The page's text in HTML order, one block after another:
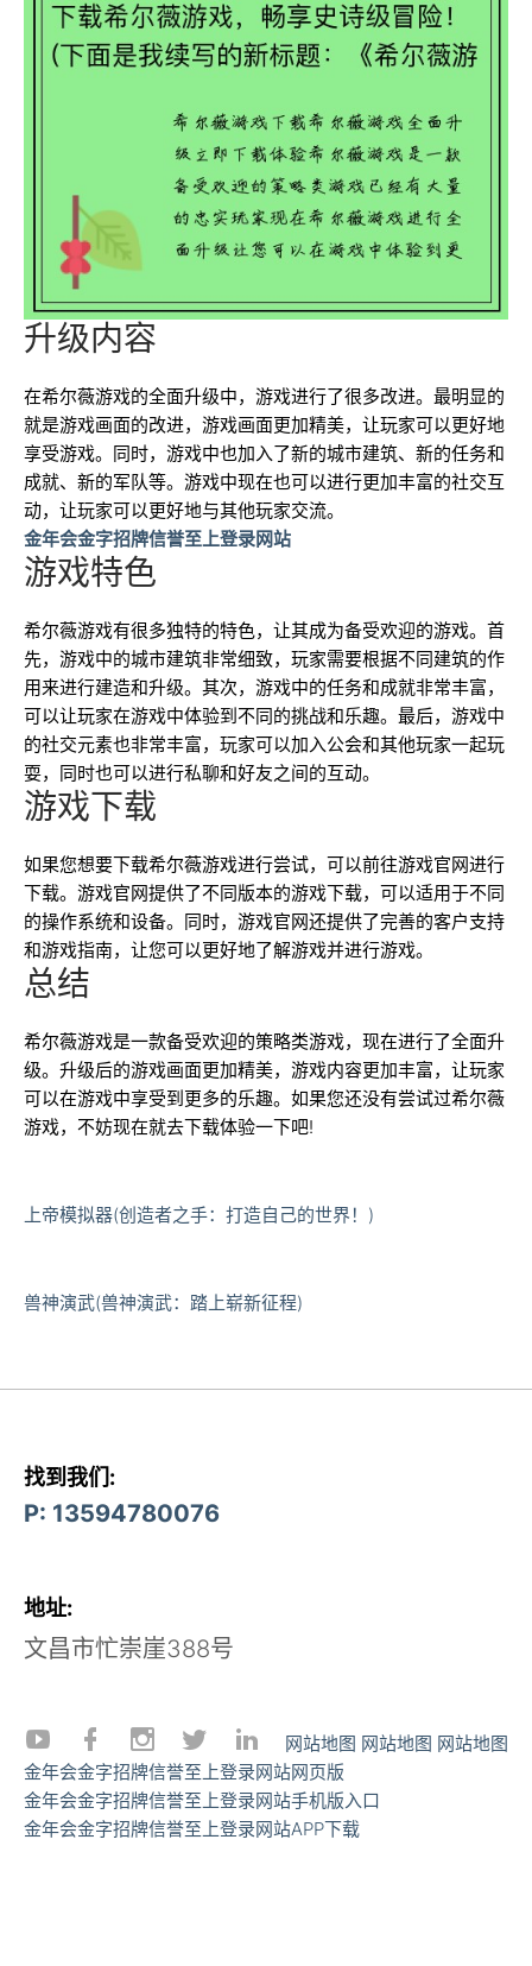
升级内容
在希尔薇游戏的全面升级中，游戏进行了很多改进。最明显的
就是游戏画面的改进，游戏画面更加精美，让玩家可以更好地
享受游戏。同时，游戏中也加入了新的城市建筑、新的任务和
成就、新的军队等。游戏中现在也可以进行更加丰富的社交互
动，让玩家可以更好地与其他玩家交流。
金年会金字招牌信誉至上登录网站
游戏特色
希尔薇游戏有很多独特的特色，让其成为备受欢迎的游戏。首
先，游戏中的城市建筑非常细致，玩家需要根据不同建筑的作
用来进行建造和升级。其次，游戏中的任务和成就非常丰富，
可以让玩家在游戏中体验到不同的挑战和乐趣。最后，游戏中
的社交元素也非常丰富，玩家可以加入公会和其他玩家一起玩
耍，同时也可以进行私聊和好友之间的互动。
游戏下载
如果您想要下载希尔薇游戏进行尝试，可以前往游戏官网进行
下载。游戏官网提供了不同版本的游戏下载，可以适用于不同
的操作系统和设备。同时，游戏官网还提供了完善的客户支持
和游戏指南，让您可以更好地了解游戏并进行游戏。
总结
希尔薇游戏是一款备受欢迎的策略类游戏，现在进行了全面升
级。升级后的游戏画面更加精美，游戏内容更加丰富，让玩家
可以在游戏中享受到更多的乐趣。如果您还没有尝试过希尔薇
游戏，不妨现在就去下载体验一下吧!
上帝模拟器(创造者之手：打造自己的世界！)
兽神演武(兽神演武：踏上崭新征程)
找到我们:
P: 13594780076
地址:
文昌市忙崇崖388号
网站地图 网站地图 网站地图
金年会金字招牌信誉至上登录网站网页版
金年会金字招牌信誉至上登录网站手机版入口
金年会金字招牌信誉至上登录网站APP下载